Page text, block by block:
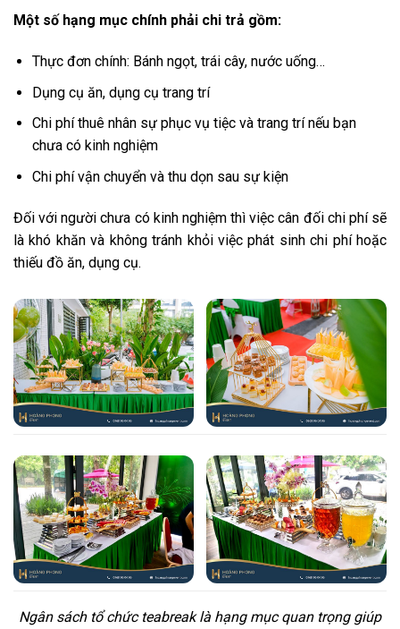
Một số hạng mục chính phải chi trả gồm:
Thực đơn chính: Bánh ngọt, trái cây, nước uống…
Dụng cụ ăn, dụng cụ trang trí
Chi phí thuê nhân sự phục vụ tiệc và trang trí nếu bạn
chưa có kinh nghiệm
Chi phí vận chuyển và thu dọn sau sự kiện
Đối với người chưa có kinh nghiệm thì việc cân đối chi phí sẽ
là khó khăn và không tránh khỏi việc phát sinh chi phí hoặc
thiếu đồ ăn, dụng cụ.
Ngân sách tổ chức teabreak là hạng mục quan trọng giúp